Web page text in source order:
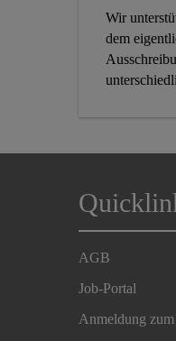
Wir
dem
AGB
Job-Portal
Anmeldung